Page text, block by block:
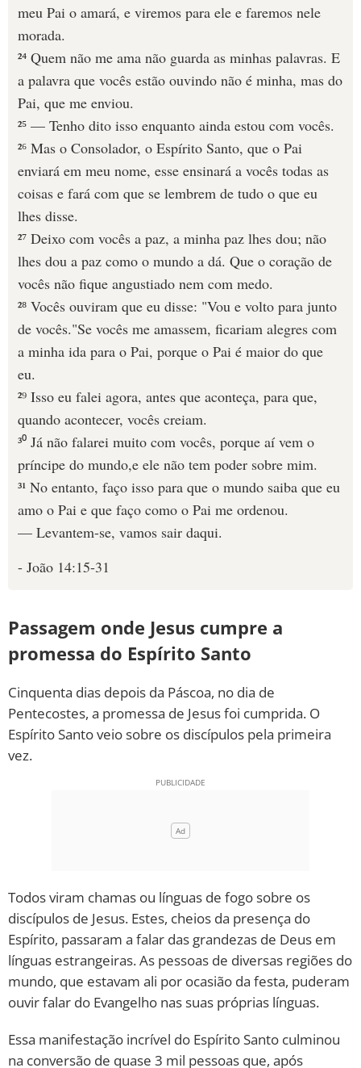
meu Pai o amará, e viremos para ele e faremos nele
morada.
²⁴ Quem não me ama não guarda as minhas palavras. E
a palavra que vocês estão ouvindo não é minha, mas do
Pai, que me enviou.
²⁵ — Tenho dito isso enquanto ainda estou com vocês.
²⁶ Mas o Consolador, o Espírito Santo, que o Pai
enviará em meu nome, esse ensinará a vocês todas as
coisas e fará com que se lembrem de tudo o que eu
lhes disse.
²⁷ Deixo com vocês a paz, a minha paz lhes dou; não
lhes dou a paz como o mundo a dá. Que o coração de
vocês não fique angustiado nem com medo.
²⁸ Vocês ouviram que eu disse: "Vou e volto para junto
de vocês."Se vocês me amassem, ficariam alegres com
a minha ida para o Pai, porque o Pai é maior do que
eu.
²⁹ Isso eu falei agora, antes que aconteça, para que,
quando acontecer, vocês creiam.
³⁰ Já não falarei muito com vocês, porque aí vem o
príncipe do mundo,e ele não tem poder sobre mim.
³¹ No entanto, faço isso para que o mundo saiba que eu
amo o Pai e que faço como o Pai me ordenou.
— Levantem-se, vamos sair daqui.
- João 14:15-31
Passagem onde Jesus cumpre a
promessa do Espírito Santo
Cinquenta dias depois da Páscoa, no dia de
Pentecostes, a promessa de Jesus foi cumprida. O
Espírito Santo veio sobre os discípulos pela primeira
vez.
Todos viram chamas ou línguas de fogo sobre os
discípulos de Jesus. Estes, cheios da presença do
Espírito, passaram a falar das grandezas de Deus em
línguas estrangeiras. As pessoas de diversas regiões do
mundo, que estavam ali por ocasião da festa, puderam
ouvir falar do Evangelho nas suas próprias línguas.
Essa manifestação incrível do Espírito Santo culminou
na conversão de quase 3 mil pessoas que, após